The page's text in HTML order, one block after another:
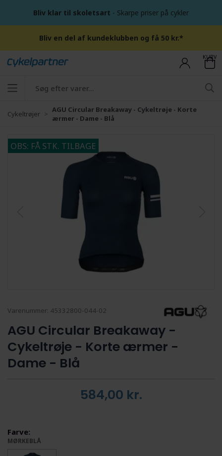
Bliv klar til skoletsart - Skarpe priser på cykler
Bliv en del af kundeklubben og få 50 kr.*
KURV
Cykeltrøjer
AGU Circular Breakaway - Cykeltrøje - Korte
ærmer - Dame - Blå
OBS: FÅ STK. TILBAGE
Varenummer: 45332800-044-02
AGU Circular Breakaway -
Cykeltrøje - Korte ærmer -
Dame - Blå
584,00 kr.
Farve:
MØRKEBLÅ